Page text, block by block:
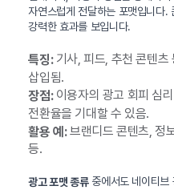
자연스럽게 전달하는 포맷입니다.
강력한 효과를 보입니다.
특징:기사, 피드, 추천 콘텐츠
삽입됨.
장점:이용자의 광고 회피 심
전환율을 기대할 수 있음.
활용 예:브랜디드 콘텐츠, 정
등.
광고 포맷 종류중에서도 네이티브